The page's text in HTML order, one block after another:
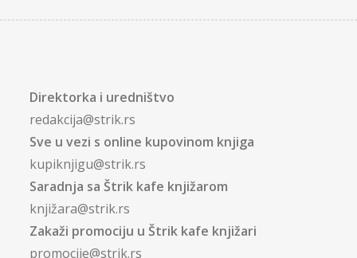
Direktorka i uredništvo
redakcija@strik.rs
Sve u vezi s online kupovinom knjiga
kupiknjigu@strik.rs
Saradnja sa Štrik kafe knjižarom
knjižara@strik.rs
Zakaži promociju u Štrik kafe knjižari
promocije@strik.rs